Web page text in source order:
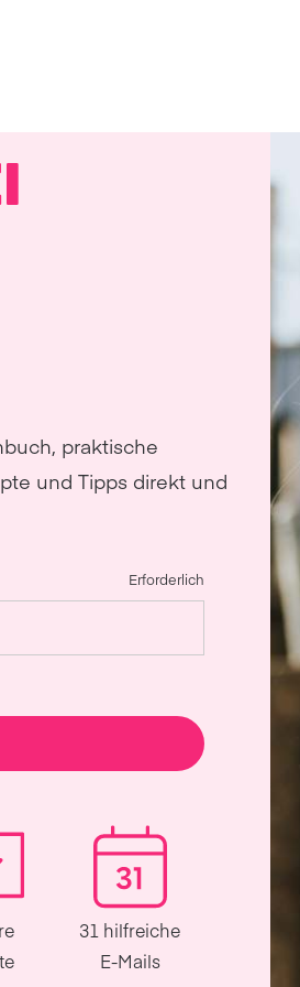
praktische
und Tipps direkt und
Erforderlich
31 hilfreiche
E-Mails